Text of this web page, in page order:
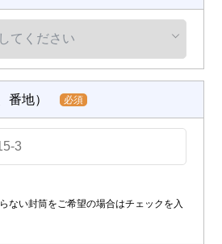
番地） 必須
ない封筒をご希望の場合はチェックを入